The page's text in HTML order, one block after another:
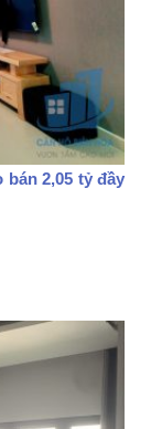
bán 2,05 tỷ đầy